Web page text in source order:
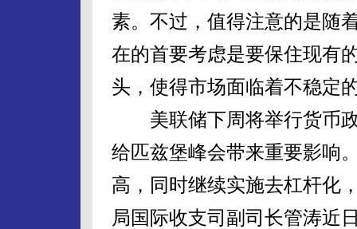
素。不过，值得注意的是随
在的首要考虑是要保住现有
头，使得市场面临着不稳定
美联储下周将举行货币政
给匹兹堡峰会带来重要影响
高，同时继续实施去杠杆化
局国际收支司副司长管涛近